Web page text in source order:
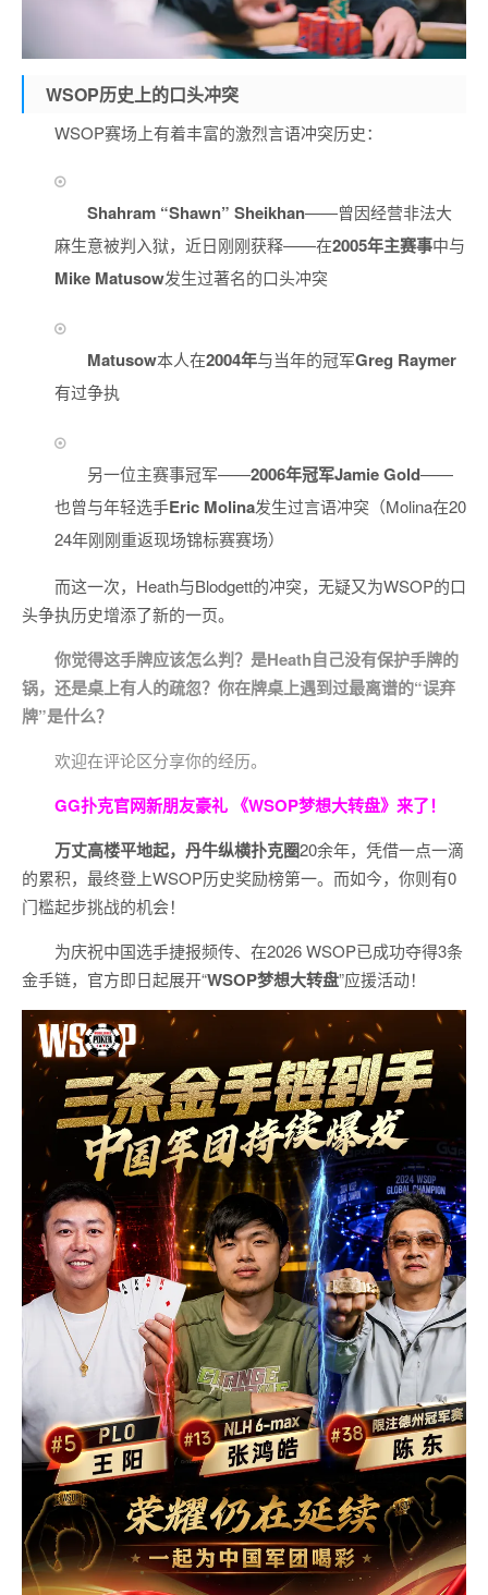
WSOP历史上的口头冲突
WSOP赛场上有着丰富的激烈言语冲突历史：
Shahram “Shawn” Sheikhan——曾因经营非法大
麻生意被判入狱，近日刚刚获释——在2005年主赛事中与
Mike Matusow发生过著名的口头冲突
Matusow本人在2004年与当年的冠军Greg Raymer
有过争执
另一位主赛事冠军——2006年冠军Jamie Gold——
也曾与年轻选手Eric Molina发生过言语冲突（Molina在20
24年刚刚重返现场锦标赛赛场）
而这一次，Heath与Blodgett的冲突，无疑又为WSOP的口
头争执历史增添了新的一页。
你觉得这手牌应该怎么判？是Heath自己没有保护手牌的
锅，还是桌上有人的疏忽？你在牌桌上遇到过最离谱的“误弃
牌”是什么？
欢迎在评论区分享你的经历。
GG扑克官网新朋友豪礼 《WSOP梦想大转盘》来了！
万丈高楼平地起，丹牛纵横扑克圈20余年，凭借一点一滴
的累积，最终登上WSOP历史奖励榜第一。而如今，你则有0
门槛起步挑战的机会！
为庆祝中国选手捷报频传、在2026 WSOP已成功夺得3条
金手链，官方即日起展开“WSOP梦想大转盘”应援活动！